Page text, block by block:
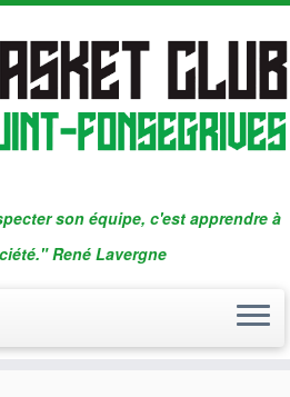
son équipe, c'est apprendre à
René Lavergne